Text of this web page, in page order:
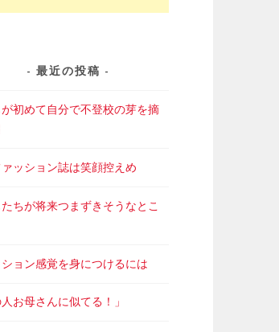
最近の投稿
初めて自分で不登校の芽を摘
ッション誌は笑顔控えめ
ちが将来つまずきそうなとこ
ョン感覚を身につけるには
人お母さんに似てる！」